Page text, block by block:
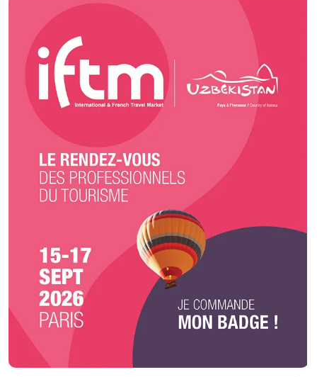
service de tous les organisateurs d'événements, férus de tradition
culinaire française. Qu'il s'agisse d'une célébration privée ou
institutionnelle, Derumigny Hubert Claude cuisinera plats préparés, et à
emporter, avec passion.